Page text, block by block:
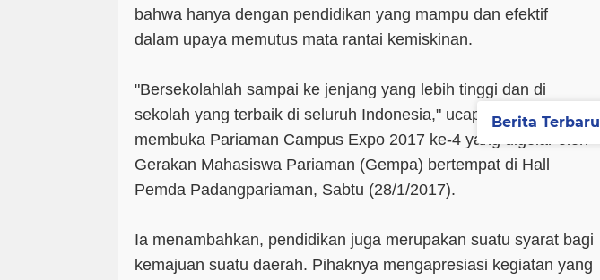
bahwa hanya dengan pendidikan yang mampu dan efektif
dalam upaya memutus mata rantai kemiskinan.
"Bersekolahlah sampai ke jenjang yang lebih tinggi dan di
sekolah yang terbaik di seluruh Indonesia," ucap Genius saat
membuka Pariaman Campus Expo 2017 ke-4 yang digelar oleh
Gerakan Mahasiswa Pariaman (Gempa) bertempat di Hall
Pemda Padangpariaman, Sabtu (28/1/2017).
Ia menambahkan, pendidikan juga merupakan suatu syarat bagi
kemajuan suatu daerah. Pihaknya mengapresiasi kegiatan yang
Berita Terbaru